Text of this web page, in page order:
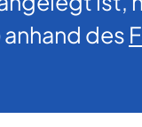
des